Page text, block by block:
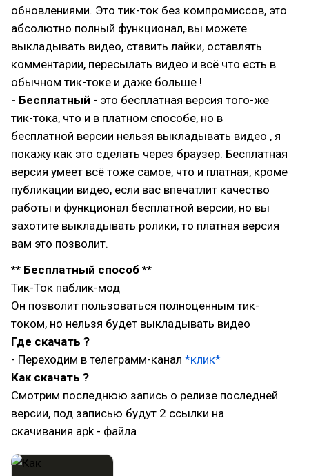
обновлениями. Это тик-ток без компромиссов, это
абсолютно полный функционал, вы можете
выкладывать видео, ставить лайки, оставлять
комментарии, пересылать видео и всё что есть в
обычном тик-токе и даже больше !
- Бесплатный - это бесплатная версия того-же
тик-тока, что и в платном способе, но в
бесплатной версии нельзя выкладывать видео , я
покажу как это сделать через браузер. Бесплатная
версия умеет всё тоже самое, что и платная, кроме
публикации видео, если вас впечатлит качество
работы и функционал бесплатной версии, но вы
захотите выкладывать ролики, то платная версия
вам это позволит.
** Бесплатный способ **
Тик-Ток паблик-мод
Он позволит пользоваться полноценным тик-
током, но нельзя будет выкладывать видео
Где скачать ?
- Переходим в телеграмм-канал *клик*
Как скачать ?
Смотрим последнюю запись о релизе последней
версии, под записью будут 2 ссылки на
скачивания apk - файла